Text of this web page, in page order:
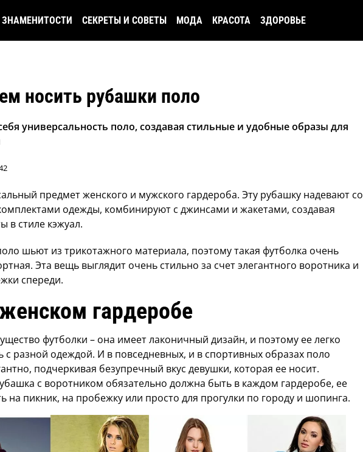
ЗНАМЕНИТОСТИ СЕКРЕТЫ И СОВЕТЫ МОДА КРАСОТА ЗДОРОВЬЕ
носить рубашки поло
универсальность поло, создавая стильные и удобные образы для
предмет женского и мужского гардероба. Эту рубашку надевают со
одежды, комбинируют с джинсами и жакетами, создавая
в стиле кэжуал.
шьют из трикотажного материала, поэтому такая футболка очень
Эта вещь выглядит очень стильно за счет элегантного воротника и
спереди.
гардеробе
футболки – она имеет лаконичный дизайн, и поэтому ее легко
с разной одеждой. И в повседневных, и в спортивных образах поло
подчеркивая безупречный вкус девушки, которая ее носит.
с воротником обязательно должна быть в каждом гардеробе, ее
на пикник, на пробежку или просто для прогулки по городу и шопинга.